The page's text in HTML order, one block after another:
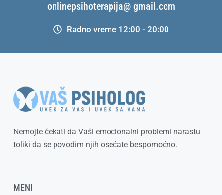
onlinepsihoterapija@ gmail.com
Radno vreme 12:00 - 20:00
Nemojte čekati da Vaši emocionalni problemi narastu
toliki da se povodim njih osećate bespomoćno.
MENI